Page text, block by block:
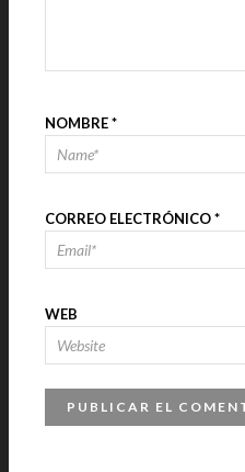
NOMBRE*
CORREO ELECTRÓNICO*
WEB